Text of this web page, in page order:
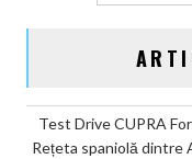
Test Drive CUPRA
Rețeta spaniolă dintre